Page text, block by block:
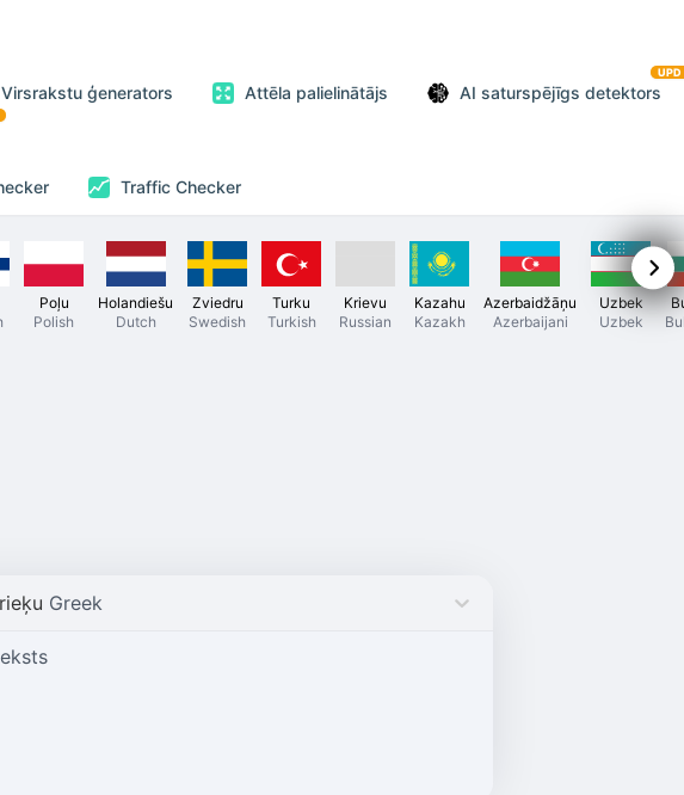
Virsrakstu ģenerators Attēla palielinātājs AI saturspējīgs detektors
UPD
Traffic Checker
Poļu
Polish
Holandiešu
Dutch
Zviedru
Swedish
Turku
Turkish
Krievu
Russian
Kazahu
Kazakh
Azerbaidžāņu
Azerbaijani
Uzbek
Uzbek
Greek